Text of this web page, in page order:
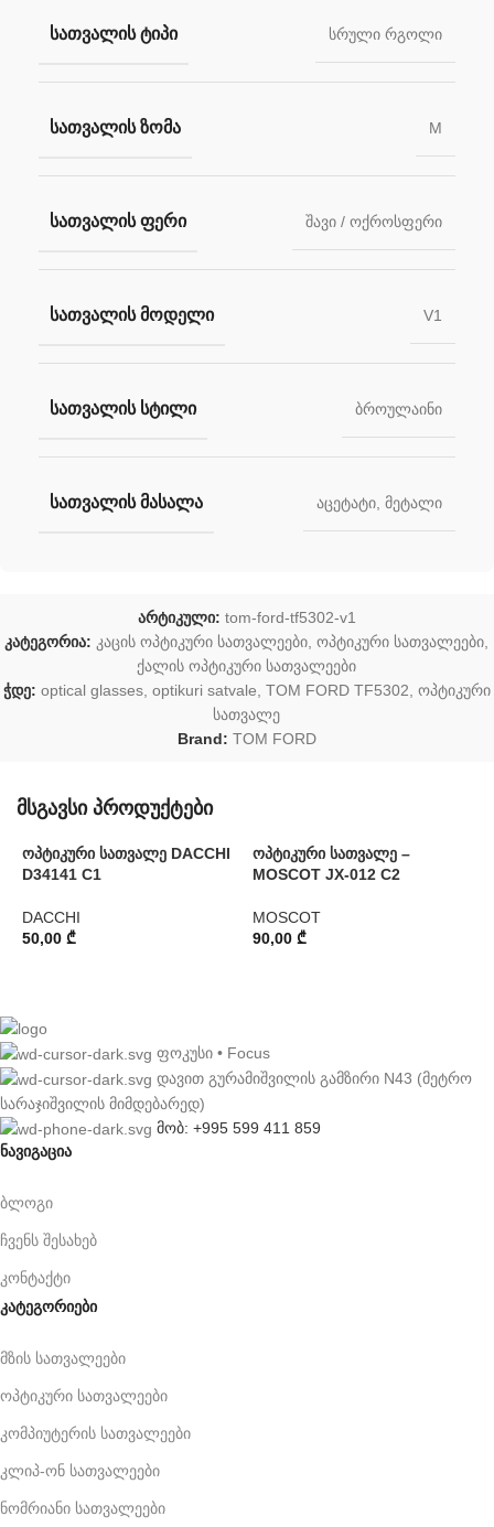
ᲡᲐᲗᲕᲐᲚᲘᲡ ᲢᲘᲞᲘ სრული რგოლი
ᲡᲐᲗᲕᲐᲚᲘᲡ ᲖᲝᲛᲐ M
ᲡᲐᲗᲕᲐᲚᲘᲡ ᲤᲔᲠᲘ შავი / ოქროსფერი
ᲡᲐᲗᲕᲐᲚᲘᲡ ᲛᲝᲓᲔᲚᲘ V1
ᲡᲐᲗᲕᲐᲚᲘᲡ ᲡᲢᲘᲚᲘ ბროულაინი
ᲡᲐᲗᲕᲐᲚᲘᲡ ᲛᲐᲡᲐᲚᲐ აცეტატი, მეტალი
არტიკული: tom-ford-tf5302-v1
კატეგორია: კაცის ოპტიკური სათვალეები, ოპტიკური სათვალეები,
ქალის ოპტიკური სათვალეები
ჭდე: optical glasses, optikuri satvale, TOM FORD TF5302, ოპტიკური
სათვალე
Brand: TOM FORD
მსგავსი პროდუქტები
ოპტიკური სათვალე DACCHI
D34141 C1
DACCHI
50,00 ₾
ოპტიკური სათვალე –
MOSCOT JX-012 C2
MOSCOT
90,00 ₾
ფოკუსი • Focus
დავით გურამიშვილის გამზირი N43 (მეტრო
სარაჯიშვილის მიმდებარედ)
მობ: +995 599 411 859
ნავიგაცია
ბლოგი
ჩვენს შესახებ
კონტაქტი
კატეგორიები
მზის სათვალეები
ოპტიკური სათვალეები
კომპიუტერის სათვალეები
კლიპ-ონ სათვალეები
ნომრიანი სათვალეები